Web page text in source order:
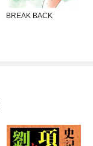
BREAK BACK